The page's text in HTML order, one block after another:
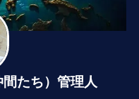
たち）管理人